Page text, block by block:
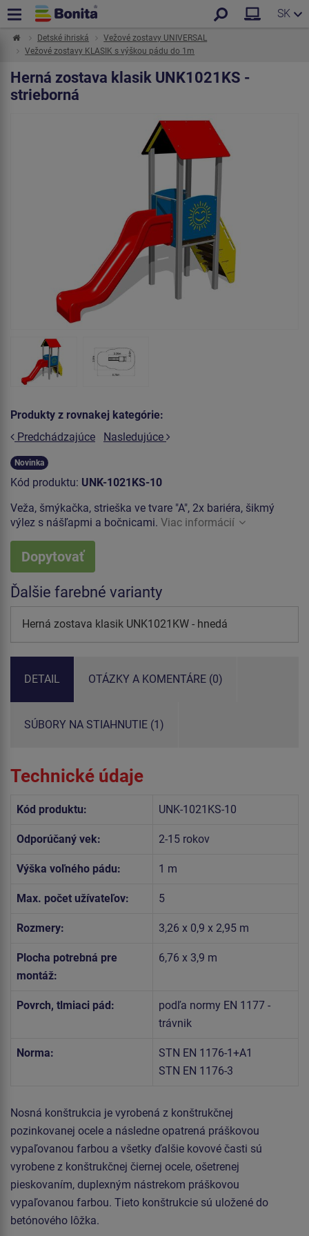
SK
Detské ihriská
Vežové zostavy UNIVERSAL
Vežové zostavy KLASIK s výškou pádu do 1m
Herná zostava klasik UNK1021KS -
strieborná
Produkty z rovnakej kategórie:
Predchádzajúce
Nasledujúce
Novinka
Kód produktu: UNK-1021KS-10
Veža, šmýkačka, strieška ve tvare "A", 2x bariéra, šikmý
výlez s nášľapmi a bočnicami. Viac informácií
Dopytovať
Ďalšie farebné varianty
Herná zostava klasik UNK1021KW - hnedá
DETAIL OTÁZKY A KOMENTÁRE (0)
SÚBORY NA STIAHNUTIE (1)
Technické údaje
Kód produktu: UNK-1021KS-10
Odporúčaný vek: 2-15 rokov
Výška voľného pádu: 1 m
Max. počet užívateľov: 5
Rozmery: 3,26 x 0,9 x 2,95 m
Plocha potrebná pre
montáž:
6,76 x 3,9 m
Povrch, tlmiaci pád:
podľa normy EN 1177 -
trávnik
Norma:
STN EN 1176-1+A1
STN EN 1176-3
Nosná konštrukcia je vyrobená z konštrukčnej
pozinkovanej ocele a následne opatrená práškovou
vypaľovanou farbou a všetky ďalšie kovové časti sú
vyrobene z konštrukčnej čiernej ocele, ošetrenej
pieskovaním, duplexným nástrekom práškovou
vypaľovanou farbou. Tieto konštrukcie sú uložené do
betónového lôžka.